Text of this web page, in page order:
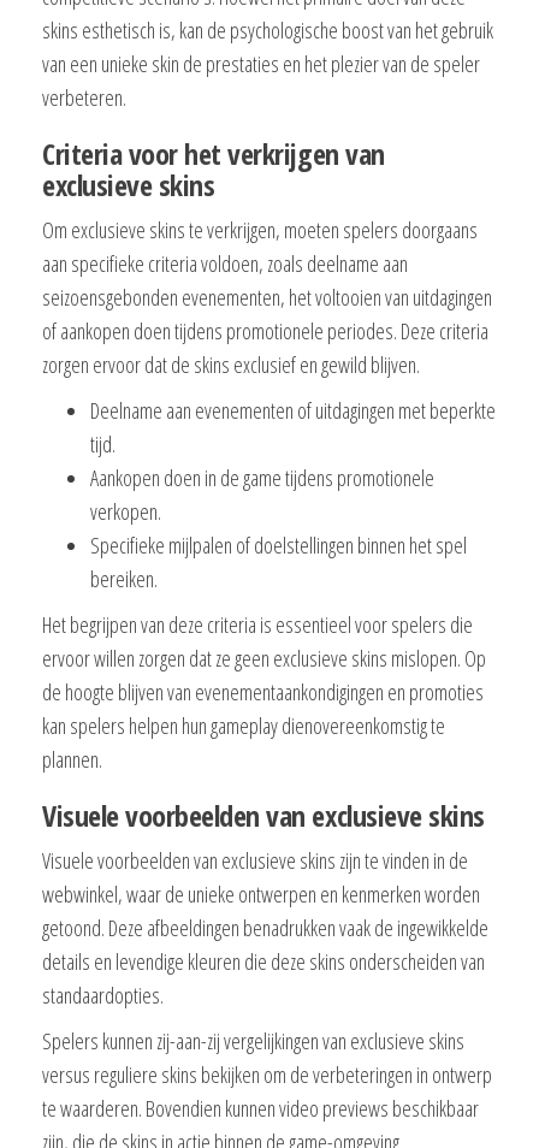
skins esthetisch is, kan de psychologische boost van het gebruik
van een unieke skin de prestaties en het plezier van de speler
verbeteren.
Criteria voor het verkrijgen van
exclusieve skins
Om exclusieve skins te verkrijgen, moeten spelers doorgaans
aan specifieke criteria voldoen, zoals deelname aan
seizoensgebonden evenementen, het voltooien van uitdagingen
of aankopen doen tijdens promotionele periodes. Deze criteria
zorgen ervoor dat de skins exclusief en gewild blijven.
Deelname aan evenementen of uitdagingen met beperkte
tijd.
Aankopen doen in de game tijdens promotionele
verkopen.
Specifieke mijlpalen of doelstellingen binnen het spel
bereiken.
Het begrijpen van deze criteria is essentieel voor spelers die
ervoor willen zorgen dat ze geen exclusieve skins mislopen. Op
de hoogte blijven van evenementaankondigingen en promoties
kan spelers helpen hun gameplay dienovereenkomstig te
plannen.
Visuele voorbeelden van exclusieve skins
Visuele voorbeelden van exclusieve skins zijn te vinden in de
webwinkel, waar de unieke ontwerpen en kenmerken worden
getoond. Deze afbeeldingen benadrukken vaak de ingewikkelde
details en levendige kleuren die deze skins onderscheiden van
standaardopties.
Spelers kunnen zij-aan-zij vergelijkingen van exclusieve skins
versus reguliere skins bekijken om de verbeteringen in ontwerp
te waarderen. Bovendien kunnen video previews beschikbaar